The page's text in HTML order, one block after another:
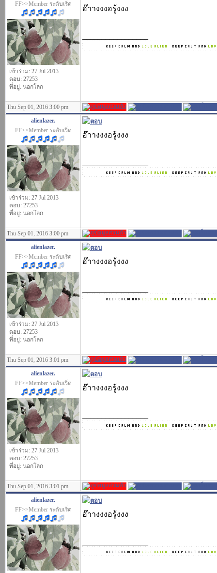
FF>>Member ระดับเริ่ด
เข้าร่วม: 27 Jul 2013
ตอบ: 27253
ที่อยู่: นอกโลก
อ๊าางงงอรู้งงง
Thu Sep 01, 2016 3:00 pm
alienlazer.
FF>>Member ระดับเริ่ด
เข้าร่วม: 27 Jul 2013
ตอบ: 27253
ที่อยู่: นอกโลก
อ๊าางงงอรู้งงง
Thu Sep 01, 2016 3:00 pm
alienlazer.
FF>>Member ระดับเริ่ด
เข้าร่วม: 27 Jul 2013
ตอบ: 27253
ที่อยู่: นอกโลก
อ๊าางงงอรู้งงง
Thu Sep 01, 2016 3:01 pm
alienlazer.
FF>>Member ระดับเริ่ด
เข้าร่วม: 27 Jul 2013
ตอบ: 27253
ที่อยู่: นอกโลก
อ๊าางงงอรู้งงง
Thu Sep 01, 2016 3:01 pm
alienlazer.
FF>>Member ระดับเริ่ด
อ๊าางงงอรู้งงง